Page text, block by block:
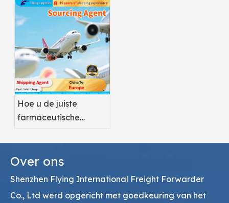
producten?
Hoe u de juiste
farmaceutische
kiest
Over ons
Shenzhen Flying International Freight Forwarder
Co., Ltd werd opgericht met goedkeuring van het